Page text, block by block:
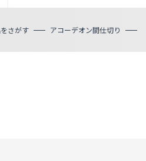
さがす アコーデオン間仕切り